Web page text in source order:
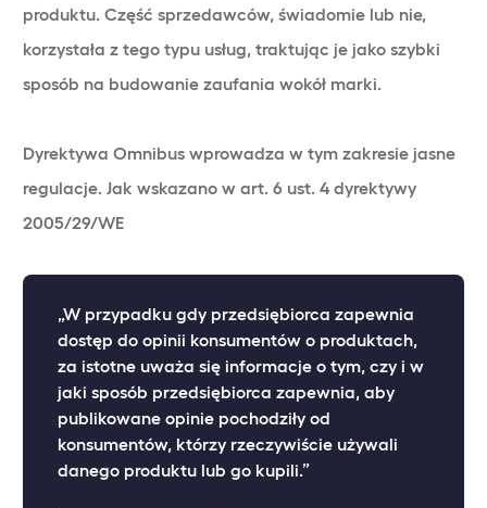
produktu. Część sprzedawców, świadomie lub nie,
korzystała z tego typu usług, traktując je jako szybki
sposób na budowanie zaufania wokół marki.
Dyrektywa Omnibus wprowadza w tym zakresie jasne
regulacje. Jak wskazano w art. 6 ust. 4 dyrektywy
2005/29/WE
„W przypadku gdy przedsiębiorca zapewnia
dostęp do opinii konsumentów o produktach,
za istotne uważa się informacje o tym, czy i w
jaki sposób przedsiębiorca zapewnia, aby
publikowane opinie pochodziły od
konsumentów, którzy rzeczywiście używali
danego produktu lub go kupili.”